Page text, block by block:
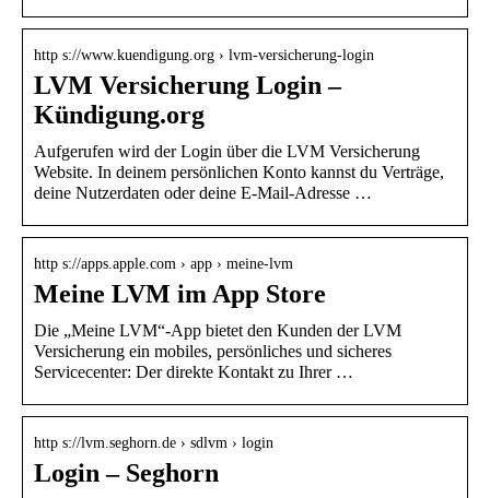
http s://www.kuendigung.org › lvm-versicherung-login
LVM Versicherung Login –
Kündigung.org
Aufgerufen wird der Login über die LVM Versicherung
Website. In deinem persönlichen Konto kannst du Verträge,
deine Nutzerdaten oder deine E-Mail-Adresse …
http s://apps.apple.com › app › meine-lvm
Meine LVM im App Store
Die „Meine LVM“-App bietet den Kunden der LVM
Versicherung ein mobiles, persönliches und sicheres
Servicecenter: Der direkte Kontakt zu Ihrer …
http s://lvm.seghorn.de › sdlvm › login
Login – Seghorn